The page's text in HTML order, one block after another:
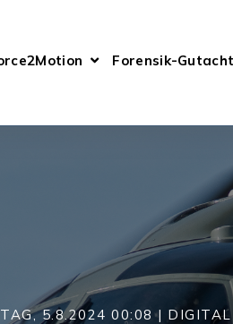
Forensik-
5.8.2024 00:08 |